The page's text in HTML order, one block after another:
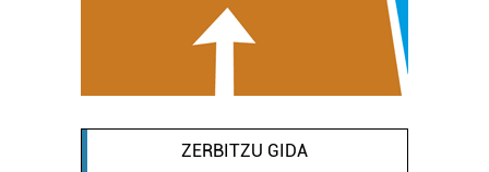
ZERBITZU GIDA